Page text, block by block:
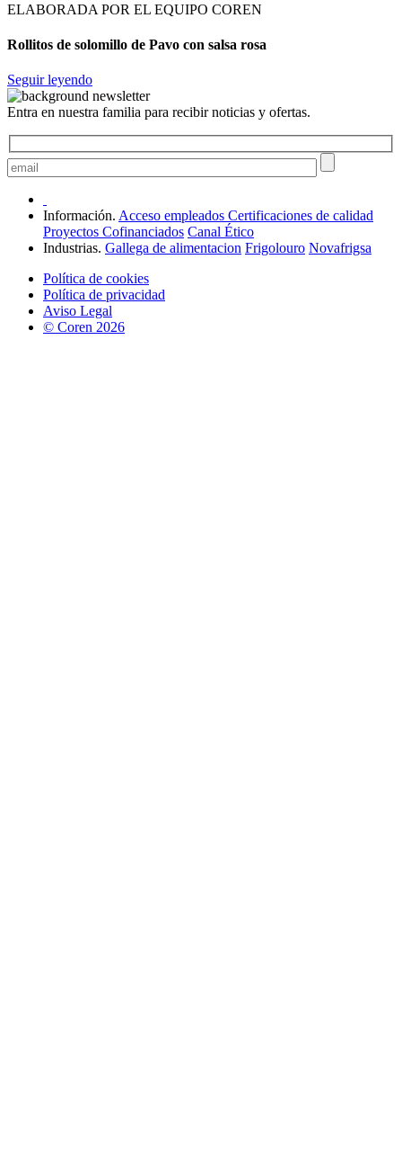
ELABORADA POR EL EQUIPO COREN
Rollitos de solomillo de Pavo con salsa rosa
Seguir leyendo
Entra en nuestra familia para recibir noticias y ofertas.
Información. Acceso empleados Certificaciones de calidad
Proyectos Cofinanciados Canal Ético
Industrias. Gallega de alimentacion Frigolouro Novafrigsa
Política de cookies
Política de privacidad
Aviso Legal
© Coren 2026